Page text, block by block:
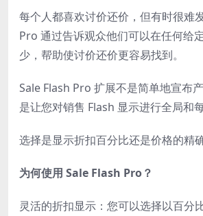
每个人都喜欢讨价还价，但有时很难
Pro 通过告诉观众他们可以在任何给
少，帮助使讨价还价更容易找到。
Sale Flash Pro 扩展不是简单地宣布
是让您对销售 Flash 显示进行全局和
选择是显示折扣百分比还是价格的精确
为何使用 Sale Flash Pro？
灵活的折扣显示：您可以选择以百分